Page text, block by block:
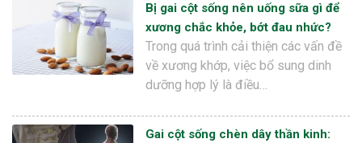
Bị gai cột sống nên uống sữa gì để
xương chắc khỏe, bớt đau nhức?
Trong quá trình cải thiện các vấn đề
về xương khớp, việc bổ sung dinh
dưỡng hợp lý là điều…
Gai cột sống chèn dây thần kinh: